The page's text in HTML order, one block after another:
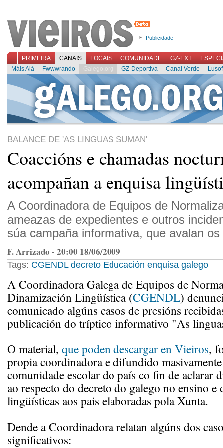
Publicidade
PRIMEIRA CANAIS LOCAIS COMUNIDADE GZ-EXT
Máis Alá
Fwwwrando Galego.org GZ-Deportiva Canal Verde
BALANCE DE 'AS LINGUAS SUMAN'
Coaccións e chamadas
acompañan a enquisa
A Coordinadora de Equipos de
ameazas de expedientes e outros
súa campaña informativa, que avalan
F. Arrizado - 20:00 18/06/2009
Tags: CGENDL decreto Educación enquisa galego
A Coordinadora Galega de Equipos de
Dinamización Lingüística (CGENDL)
comunicado algúns casos de presións
publicación do tríptico informativo "As
O material, que poden descargar en Vieiros,
propia coordinadora e difundido
comunidade escolar do país co fin de aclarar
ao respecto do decreto do galego no ensino e
lingüísticas aos pais elaboradas pola Xunta.
Dende a Coordinadora relatan algúns dos
significativos: